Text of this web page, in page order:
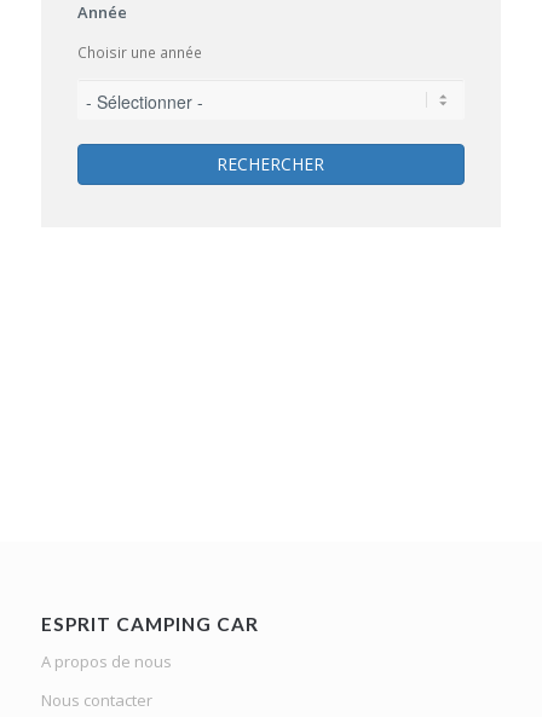
Année
Choisir une année
RECHERCHER
ESPRIT CAMPING CAR
A propos de nous
Nous contacter